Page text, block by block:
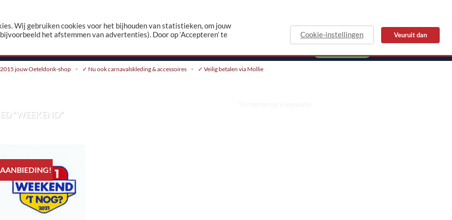
jouw Oeteldonk-shop ✓ Nu ook carnavalskleding & accessoires ✓ Veilig betalen via Mollie
“WEEKEND”
AANBIEDING!Toevoegen
aan
verlanglijst
Wij gebruiken cookies voor het bijhouden van statistieken, om jouw
het afstemmen van advertenties). Door op ‘Accepteren’ te
Cookie-instellingen Veuruit dan